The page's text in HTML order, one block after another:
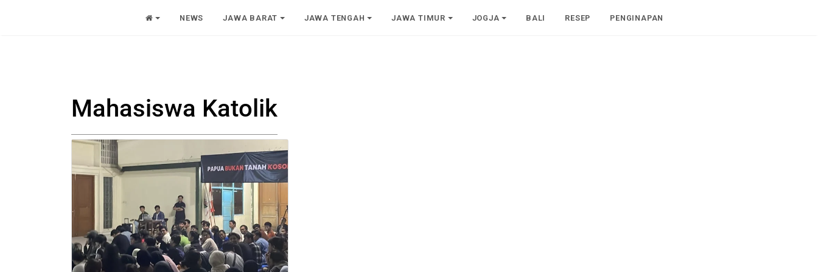
NEWS JAWA BARAT JAWA TENGAH JAWA TIMUR JOGJA BALI RESEP PENGINAPAN
Mahasiswa Katolik